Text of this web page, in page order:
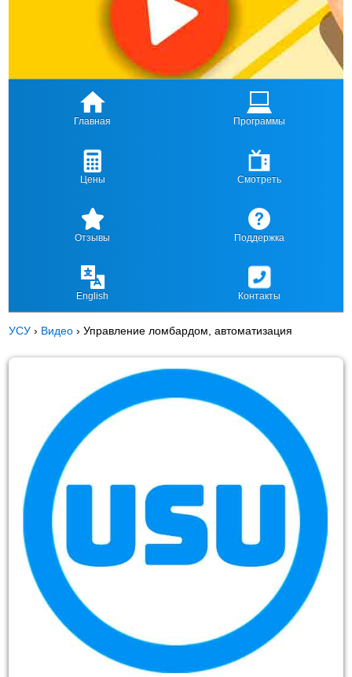
Главная Программы
Цены Смотреть
Отзывы Поддержка
English Контакты
УСУ › Видео ›Управление ломбардом, автоматизация